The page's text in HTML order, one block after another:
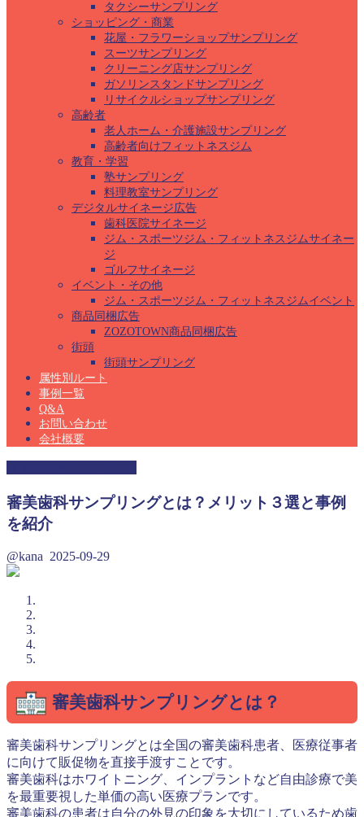
タクシーサンプリング
ショッピング・商業
花屋・フラワーショップサンプリング
スーツサンプリング
クリーニング店サンプリング
ガソリンスタンドサンプリング
リサイクルショップサンプリング
高齢者
老人ホーム・介護施設サンプリング
高齢者向けフィットネスジム
教育・学習
塾サンプリング
料理教室サンプリング
デジタルサイネージ広告
歯科医院サイネージ
ジム・スポーツジム・フィットネスジムサイネー
ジ
ゴルフサイネージ
イベント・その他
ジム・スポーツジム・フィットネスジムイベント
商品同梱広告
ZOZOTOWN商品同梱広告
街頭
街頭サンプリング
属性別ルート
事例一覧
Q&A
お問い合わせ
会社概要
審美歯科サンプリングとは？メリット３選と事例
を紹介
@kana 2025-09-29
審美歯科サンプリングとは？
審美歯科サンプリングとは全国の審美歯科患者、医療従事者
に向けて販促物を直接手渡すことです。
審美歯科はホワイトニング、インプラントなど自由診療で美
を最重要視した単価の高い医療プランです。
審美歯科の患者は自分の外見の印象を大切にしているため歯